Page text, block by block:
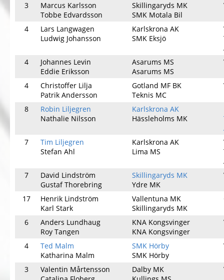
3
Marcus Karlsson
Tobbe Edvardsson
Skillingaryds MK
SMK Motala Bil
4
Lars Langwagen
Ludwig Johansson
Karlskrona AK
SMK Eksjö
4
Johannes Levin
Eddie Eriksson
Asarums MS
Asarums MS
4
Christoffer Lilja
Patrik Andersson
Gotland MF BK
Teknis MC
8
Robin Liljegren
Nathalie Nilsson
Karlskrona AK
Hässleholms MK
7
Tim Liljegren
Stefan Ahl
Karlskrona AK
Lima MS
7
David Lindström
Gustaf Thorebring
Skillingaryds MK
Ydre MK
17
Henrik Lindström
Karl Stark
Vallentuna MK
Skillingaryds MK
6
Anders Lundhaug
Roy Tangen
KNA Kongsvinger
KNA Kongsvinger
4
Ted Malm
Katharina Malm
SMK Hörby
SMK Hörby
3
Valentin Mårtensson
Dalby MK